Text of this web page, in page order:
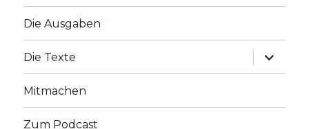
Die Ausgaben
Die Texte
Mitmachen
Zum Podcast